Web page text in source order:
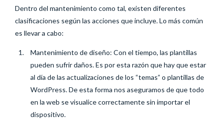
Dentro del mantenimiento como tal, existen diferentes
clasificaciones según las acciones que incluye. Lo más común
es llevar a cabo:
Mantenimiento de diseño: Con el tiempo, las plantillas
pueden sufrir daños. Es por esta razón que hay que estar
al día de las actualizaciones de los “temas” o plantillas de
WordPress. De esta forma nos aseguramos de que todo
en la web se visualice correctamente sin importar el
dispositivo.